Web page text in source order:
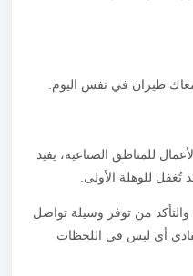
طيران في نفس اليوم.
للمناطق الصناعية، يفيد
تُغفل للوهلة الأولى.
من توفر وسيلة تواصل
أي لبس في اللحظات